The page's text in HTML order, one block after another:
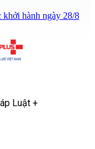
hành ngày 28/8
Luật +